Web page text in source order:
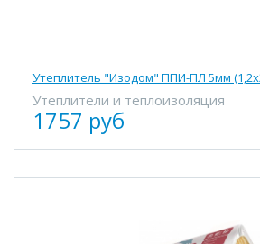
Утеплитель "Изодом" ППИ-ПЛ 5мм
Утеплители и теплоизоляция
1757 руб